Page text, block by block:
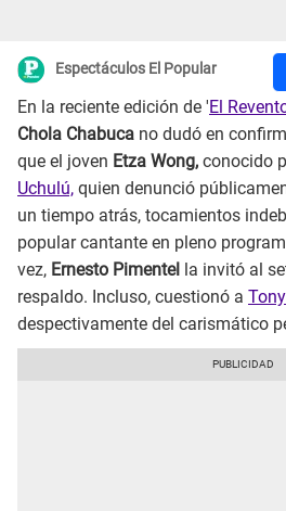
Espectáculos El Popular
En la reciente edición de 'El
Chola Chabuca no dudó en
que el joven Etza Wong, conocido
Uchulú, quien denunció
un tiempo atrás, tocamientos
popular cantante en pleno
vez, Ernesto Pimentel
la invitó al
respaldo. Incluso, cuestionó a
despectivamente del carismático